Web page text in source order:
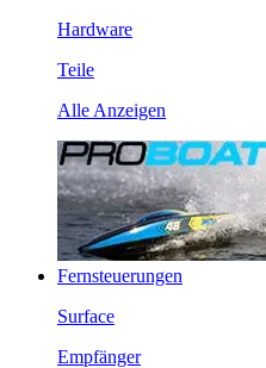
Hardware
Teile
Alle Anzeigen
Fernsteuerungen
Surface
Empfänger